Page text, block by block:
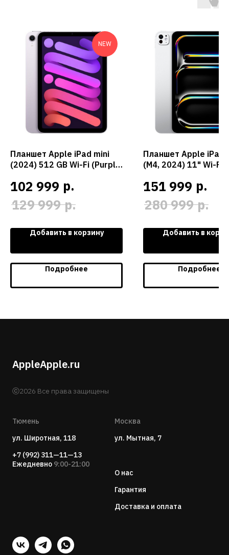
NEW
Планшет Apple iPad mini
(2024) 512 GB Wi-Fi (Purple
102 999 р.
129 999 р.
Добавить в корзину
Подробнее
Планшет Apple iPad
(M4, 2024) 11" Wi-Fi
151 999 р.
280 999 р.
Добавить в
Подробнее
AppleApple.ru
ⓒ2026 Все права защищены
Тюмень
ул. Широтная, 118
+7 (992) 311—11—13
Ежедневно 9:00-21:00
Москва
ул. Мытная, 7
О нас
Гарантия
Доставка и оплата